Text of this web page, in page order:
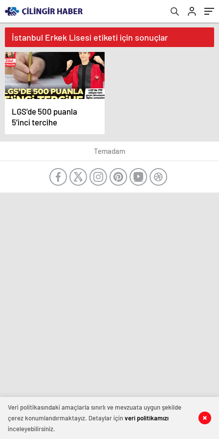
İstanbul Erkek Lisesi etiketi için sonuçlar
LGS’de 500 puanla
5’inci tercihe
Temadam
Veri politikasındaki amaçlarla sınırlı ve mevzuata uygun şekilde
çerez konumlandırmaktayız. Detaylar içinveri politikamızı
inceleyebilirsiniz.